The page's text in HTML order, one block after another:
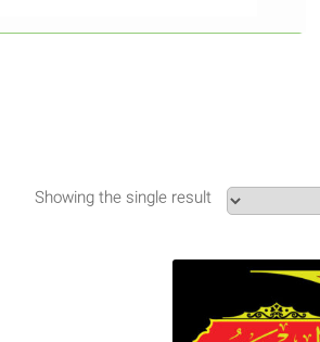
Showing the single result